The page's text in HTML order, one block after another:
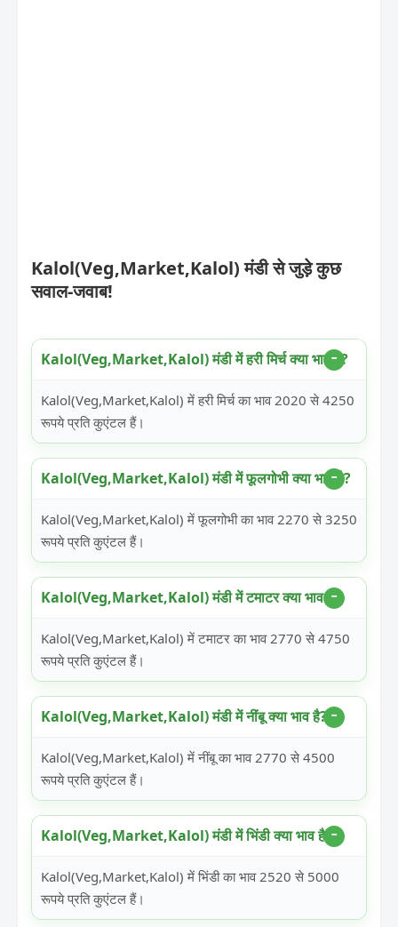
Kalol(Veg,Market,Kalol) मंडी से जुड़े कुछ
सवाल-जवाब!
Kalol(Veg,Market,Kalol) मंडी में हरी मिर्च क्या भाव है?
Kalol(Veg,Market,Kalol) में हरी मिर्च का भाव 2020 से 4250
रूपये प्रति कुएंटल हैं।
Kalol(Veg,Market,Kalol) मंडी में फूलगोभी क्या भाव है?
Kalol(Veg,Market,Kalol) में फूलगोभी का भाव 2270 से 3250
रूपये प्रति कुएंटल हैं।
Kalol(Veg,Market,Kalol) मंडी में टमाटर क्या भाव है?
Kalol(Veg,Market,Kalol) में टमाटर का भाव 2770 से 4750
रूपये प्रति कुएंटल हैं।
Kalol(Veg,Market,Kalol) मंडी में नींबू क्या भाव है?
Kalol(Veg,Market,Kalol) में नींबू का भाव 2770 से 4500
रूपये प्रति कुएंटल हैं।
Kalol(Veg,Market,Kalol) मंडी में भिंडी क्या भाव है?
Kalol(Veg,Market,Kalol) में भिंडी का भाव 2520 से 5000
रूपये प्रति कुएंटल हैं।